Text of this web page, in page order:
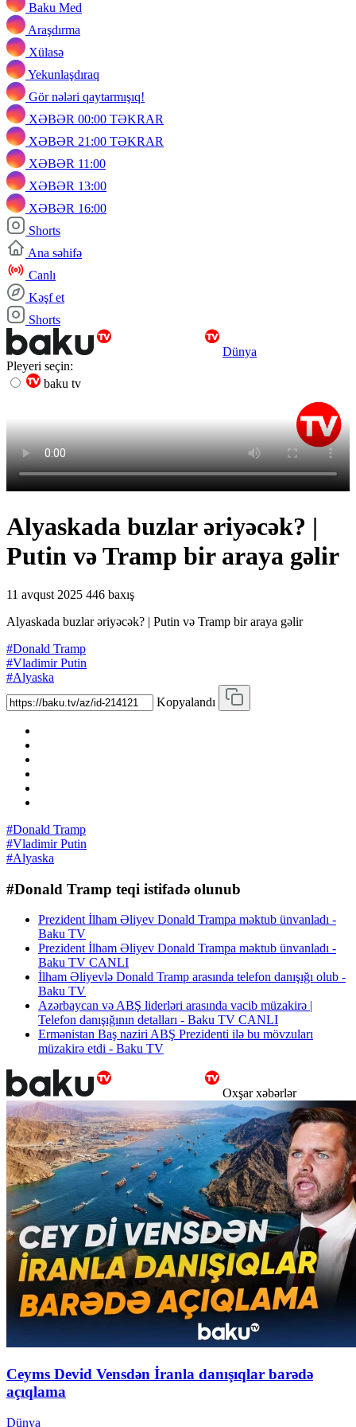
Baku Med
Araşdırma
Xülasə
Yekunlaşdıraq
Gör nələri qaytarmışıq!
XƏBƏR 00:00 TƏKRAR
XƏBƏR 21:00 TƏKRAR
XƏBƏR 11:00
XƏBƏR 13:00
XƏBƏR 16:00
Shorts
Ana səhifə
Canlı
Kəşf et
Shorts
Dünya
Pleyeri seçin:
baku tv
Alyaskada buzlar əriyəcək? |
Putin və Tramp bir araya gəlir
11 avqust 2025 446 baxış
Alyaskada buzlar əriyəcək? | Putin və Tramp bir araya gəlir
#Donald Tramp
#Vladimir Putin
#Alyaska
Kopyalandı
#Donald Tramp
#Vladimir Putin
#Alyaska
#Donald Tramp teqi istifadə olunub
Prezident İlham Əliyev Donald Trampa məktub ünvanladı -
Baku TV
Prezident İlham Əliyev Donald Trampa məktub ünvanladı -
Baku TV CANLI
İlham Əliyevlə Donald Tramp arasında telefon danışığı olub -
Baku TV
Azərbaycan və ABŞ liderləri arasında vacib müzakirə |
Telefon danışığının detalları - Baku TV CANLI
Ermənistan Baş naziri ABŞ Prezidenti ilə bu mövzuları
müzakirə etdi - Baku TV
Oxşar xəbərlər
Ceyms Devid Vensdən İranla danışıqlar barədə
açıqlama
Dünya